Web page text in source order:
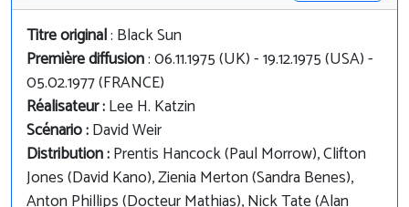
Titre original: Black Sun
Première diffusion: 06.11.1975 (UK) - 19.12.1975 (USA) -
05.02.1977 (FRANCE)
Réalisateur :Lee H. Katzin
Scénario :David Weir
Distribution :Prentis Hancock (Paul Morrow), Clifton
Jones (David Kano), Zienia Merton (Sandra Benes),